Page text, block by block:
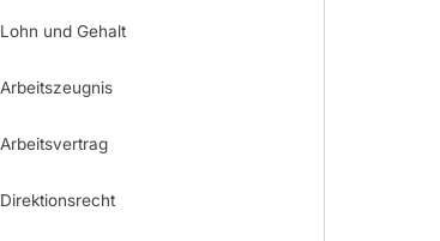
Lohn und Gehalt
Arbeitszeugnis
Arbeitsvertrag
Direktionsrecht